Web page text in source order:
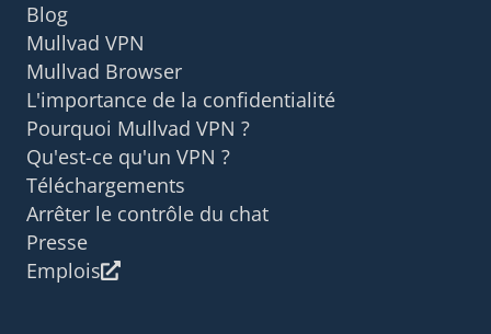
Blog
Mullvad VPN
Mullvad Browser
L'importance de la confidentialité
Pourquoi Mullvad VPN ?
Qu'est-ce qu'un VPN ?
Téléchargements
Arrêter le contrôle du chat
Presse
Emplois